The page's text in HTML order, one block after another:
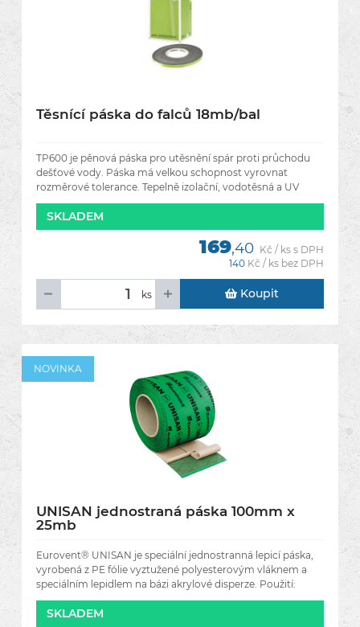
Těsnící páska do falců 18mb/bal
TP600 je pěnová páska pro utěsnění spár proti průchodu
dešťové vody. Páska má velkou schopnost vyrovnat
rozměrové tolerance. Tepelně izolační, vodotěsná a UV
stabilní
SKLADEM
169,40 Kč / ks s DPH
140 Kč / ks bez DPH
ks Koupit
NOVINKA
UNISAN jednostraná páska 100mm x
25mb
Eurovent® UNISAN je speciální jednostranná lepicí páska,
vyrobená z PE fólie vyztužené polyesterovým vláknem a
speciálním lepidlem na bázi akrylové disperze. Použití:
široký
SKLADEM